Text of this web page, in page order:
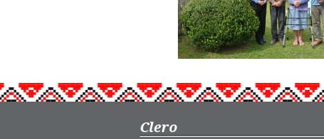
Clero